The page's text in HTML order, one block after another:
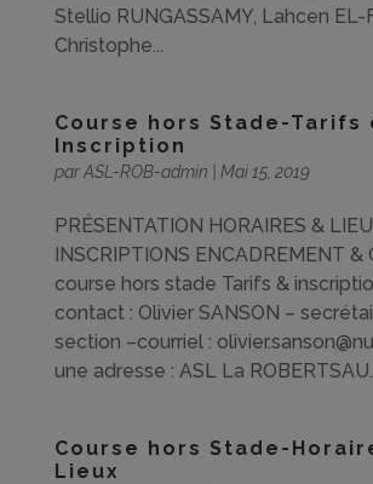
Stellio RUNGASSAMY, Lahcen EL-
Christophe...
Course hors Stade-Tarifs
Inscription
parASL-ROB-admin Mai 15, 2019
PRÉSENTATION HORAIRES &
INSCRIPTIONS ENCADREMENT &
course hors stade Tarifs &
contact : Olivier SANSON –
section –courriel :
une adresse : ASL La
Course hors Stade-
Lieux